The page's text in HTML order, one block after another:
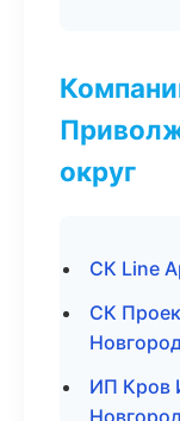
округ
СК Line
СК
ИП Кров